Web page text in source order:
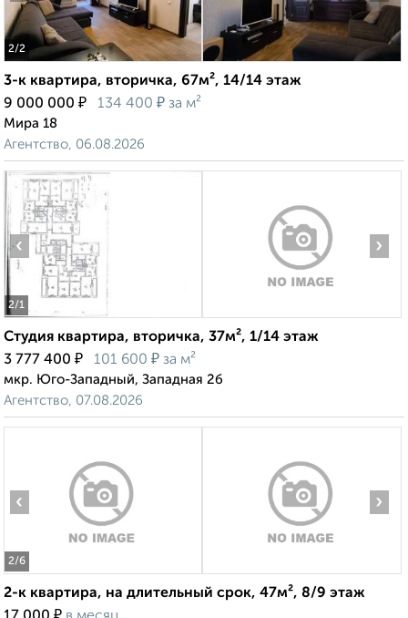
2/2
3-к квартира, вторичка, 67м², 14/14 этаж
9 000 000 ₽ 134 400 ₽ за м²
Мира 18
Агентство, 06.08.2026
2/1
‹ ›
Студия квартира, вторичка, 37м², 1/14 этаж
3 777 400 ₽ 101 600 ₽ за м²
мкр. Юго-Западный, Западная 2б
Агентство, 07.08.2026
2/6
‹ ›
2-к квартира, на длительный срок, 47м², 8/9 этаж